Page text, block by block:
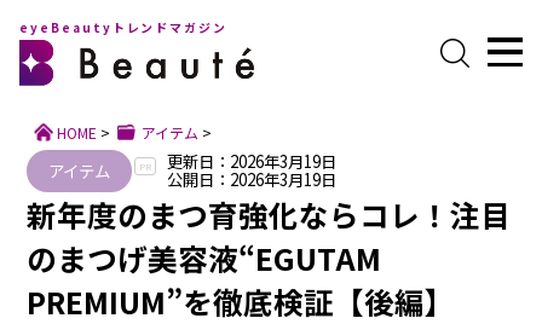
eyeBeautyトレンドマガジン
HOME > アイテム >
アイテム PR 更新日：2026年3月19日
公開日：2026年3月19日
新年度のまつ育強化ならコレ！注目
のまつげ美容液“EGUTAM
PREMIUM”を徹底検証【後編】